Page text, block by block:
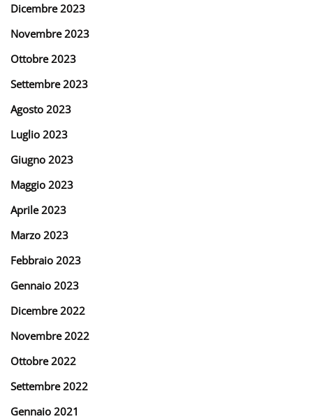
Dicembre 2023
Novembre 2023
Ottobre 2023
Settembre 2023
Agosto 2023
Luglio 2023
Giugno 2023
Maggio 2023
Aprile 2023
Marzo 2023
Febbraio 2023
Gennaio 2023
Dicembre 2022
Novembre 2022
Ottobre 2022
Settembre 2022
Gennaio 2021